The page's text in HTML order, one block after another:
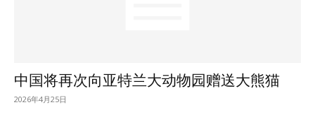
中国将再次向亚特兰大动物园赠送大熊猫
2026年4月25日